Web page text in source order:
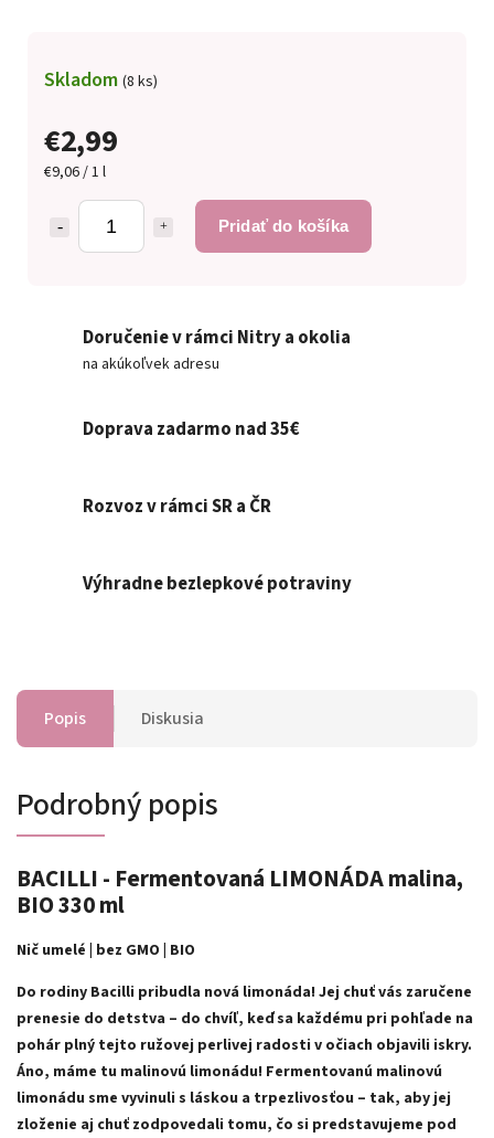
€2,99
€9,06 / 1 l
Pridať do košíka
Skladom (8 ks)
Doručenie v rámci Nitry a okolia
na akúkoľvek adresu
Doprava zadarmo nad 35€
Rozvoz v rámci SR a ČR
Výhradne bezlepkové potraviny
Popis Diskusia
Podrobný popis
BACILLI - Fermentovaná LIMONÁDA malina,
BIO 330 ml
Nič umelé | bez GMO | BIO
Do rodiny Bacilli pribudla nová limonáda! Jej chuť vás zaručene
prenesie do detstva – do chvíľ, keď sa každému pri pohľade na
pohár plný tejto ružovej perlivej radosti v očiach objavili iskry.
Áno, máme tu malinovú limonádu! Fermentovanú malinovú
limonádu sme vyvinuli s láskou a trpezlivosťou – tak, aby jej
zloženie aj chuť zodpovedali tomu, čo si predstavujeme pod